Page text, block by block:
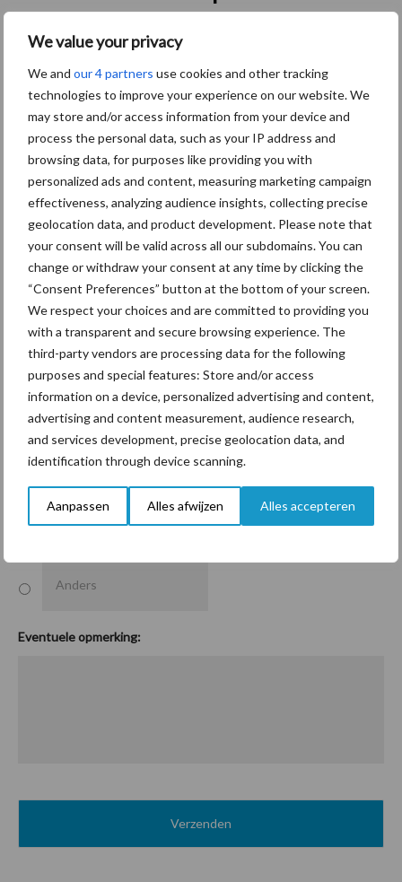
We value your privacy
We and our 4 partners use cookies and other tracking
technologies to improve your experience on our website. We
may store and/or access information from your device and
process the personal data, such as your IP address and
browsing data, for purposes like providing you with
personalized ads and content, measuring marketing campaign
effectiveness, analyzing audience insights, collecting precise
geolocation data, and product development. Please note that
your consent will be valid across all our subdomains. You can
change or withdraw your consent at any time by clicking the
“Consent Preferences” button at the bottom of your screen.
We respect your choices and are committed to providing you
with a transparent and secure browsing experience. The
third-party vendors are processing data for the following
purposes and special features: Store and/or access
information on a device, personalized advertising and content,
advertising and content measurement, audience research,
and services development, precise geolocation data, and
identification through device scanning.
Aanpassen Alles afwijzen Alles accepteren
Bedrijfsnaam
Telefoon
Naam van uw dierenarts *
Ja, meer info over mastitispreventie; melkonderzoek en/of
vaccinatie
Ja, meer info over IBR preventie; melk- en/of bloedonderzoek
en/of vaccinatie
Eventuele opmerking: